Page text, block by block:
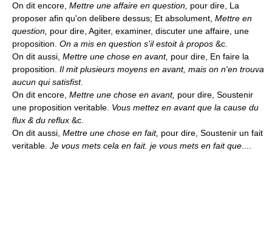
On dit encore, Mettre une affaire en question, pour dire, La
proposer afin qu'on delibere dessus; Et absolument, Mettre en
question, pour dire, Agiter, examiner, discuter une affaire, une
proposition. On a mis en question s'il estoit à propos &c.
On dit aussi, Mettre une chose en avant, pour dire, En faire la
proposition. Il mit plusieurs moyens en avant, mais on n'en trouva
aucun qui satisfist.
On dit encore, Mettre une chose en avant, pour dire, Soustenir
une proposition veritable. Vous mettez en avant que la cause du
flux & du reflux &c.
On dit aussi, Mettre une chose en fait, pour dire, Soustenir un fait
veritable. Je vous mets cela en fait. je vous mets en fait que